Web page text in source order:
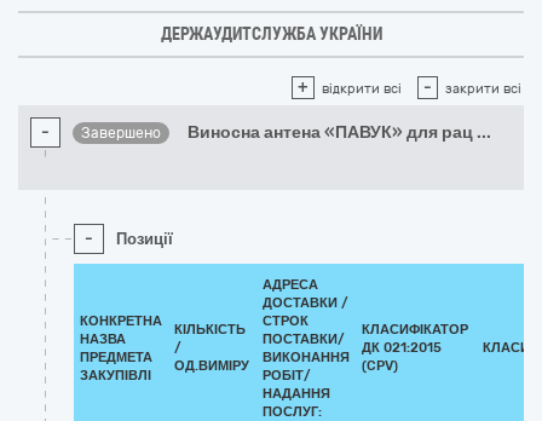
ДЕРЖАУДИТСЛУЖБА УКРАЇНИ
+ відкрити всі - закрити всі
- Завершено Виносна антена «ПАВУК» для рац ...
- Позиції
КОНКРЕТНА
НАЗВА
ПРЕДМЕТА
ЗАКУПІВЛІ
КІЛЬКІСТЬ
/
ОД.ВИМІРУ
АДРЕСА
ДОСТАВКИ /
СТРОК
ПОСТАВКИ/
ВИКОНАННЯ
РОБІТ/
НАДАННЯ
ПОСЛУГ:
КЛАСИФІКАТОР
ДК 021:2015
(CPV)